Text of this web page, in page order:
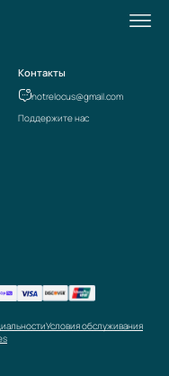
Контакты
notrelocus@gmail.com
Поддержите нас
Условия обслуживания